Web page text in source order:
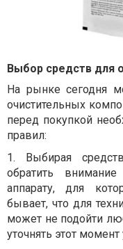
Выбор средств для
На рынке сегодня
очистительных
перед покупкой
правил:
1.
Выбирая
обратить
аппарату, для
бывает, что для
может не подойти
уточнять этот